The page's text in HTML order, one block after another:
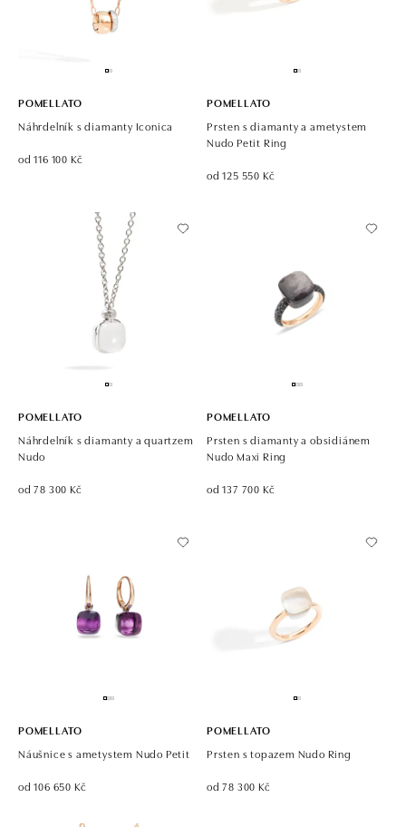
POMELLATO
Náhrdelník s diamanty Iconica
od 116 100 Kč
POMELLATO
Prsten s diamanty a ametystem
Nudo Petit Ring
od 125 550 Kč
POMELLATO
Náhrdelník s diamanty a quartzem
Nudo
od 78 300 Kč
POMELLATO
Prsten s diamanty a obsidiánem
Nudo Maxi Ring
od 137 700 Kč
POMELLATO
Náušnice s ametystem Nudo Petit
od 106 650 Kč
POMELLATO
Prsten s topazem Nudo Ring
od 78 300 Kč